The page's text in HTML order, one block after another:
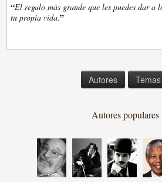
“El regalo más grande que les puedes dar a
tu propia vida.”
Autores Temas
Autores populares